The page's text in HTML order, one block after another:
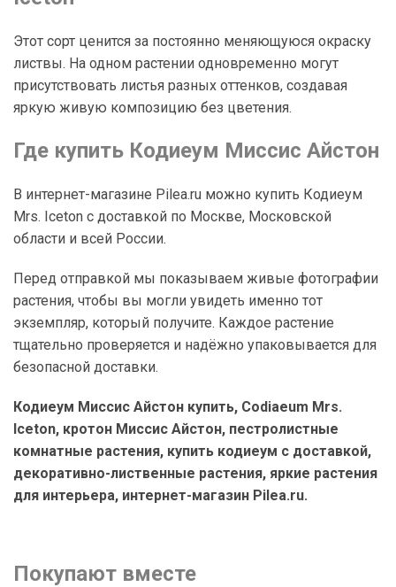
Этот сорт ценится за постоянно меняющуюся окраску
листвы. На одном растении одновременно могут
присутствовать листья разных оттенков, создавая
яркую живую композицию без цветения.
Где купить Кодиеум Миссис Айстон
В интернет-магазине Pilea.ru можно купить Кодиеум
Mrs. Iceton с доставкой по Москве, Московской
области и всей России.
Перед отправкой мы показываем живые фотографии
растения, чтобы вы могли увидеть именно тот
экземпляр, который получите. Каждое растение
тщательно проверяется и надёжно упаковывается для
безопасной доставки.
Кодиеум Миссис Айстон купить, Codiaeum Mrs.
Iceton, кротон Миссис Айстон, пестролистные
комнатные растения, купить кодиеум с доставкой,
декоративно-лиственные растения, яркие растения
для интерьера, интернет-магазин Pilea.ru.
Покупают вместе